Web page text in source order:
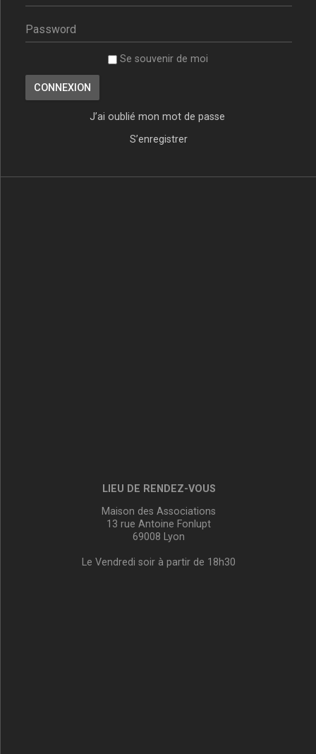
Se souvenir de moi
J’ai oublié mon mot de passe
S’enregistrer
LIEU DE RENDEZ-VOUS
Maison des Associations
13 rue Antoine Fonlupt
69008 Lyon
Le Vendredi soir à partir de 18h30